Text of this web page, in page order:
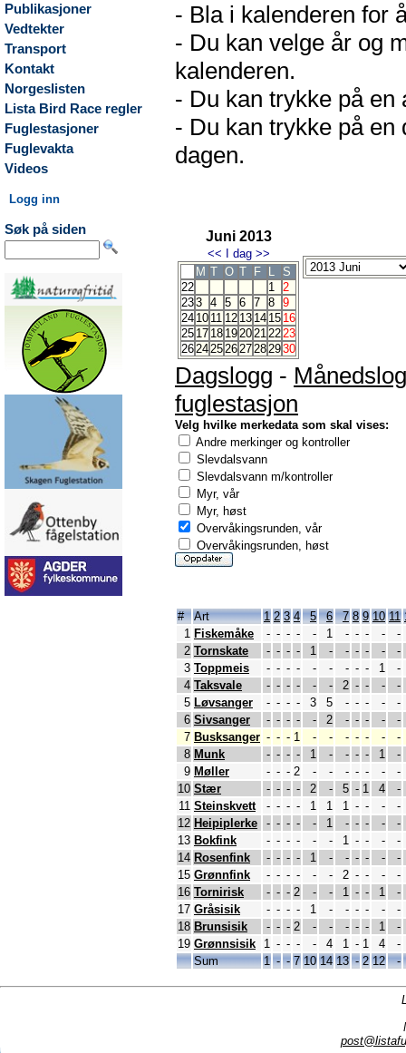
Publikasjoner
Vedtekter
Transport
Kontakt
Norgeslisten
Lista Bird Race regler
Fuglestasjoner
Fuglevakta
Videos
Logg inn
Søk på siden
- Bla i kalenderen for
- Du kan velge år og
kalenderen.
- Du kan trykke på en
- Du kan trykke på en
dagen.
Juni 2013
<< I dag >>
M T O T F L
S
22
1 2
233 4 5 6 7 8 9
24 10 11 12 13 14 15 16
25 17 18 1920212223
2624252627282930
Dagslogg -
fuglestasjon
Velg hvilke merkedata som skal vises:
Andre merkinger og kontroller
Slevdalsvann
Slevdalsvann m/kontroller
Myr, vår
Myr, høst
Overvåkingsrunden, vår
Overvåkingsrunden, høst
# Art 1 2 3 4 5 6 7 8 9 10 11
1 Fiskemåke - - - - - 1 - - - -
-
2 Tornskate - - - - 1 - - - - -
-
3 Toppmeis - - - - - - - - - 1
-
4 Taksvale - - - - - - 2 - - -
-
5 Løvsanger - - - - 3 5 - - - -
-
6 Sivsanger - - - - - 2 - - - -
-
7 Busksanger - - - 1 - - - - - -
-
8 Munk - - - - 1 - - - - 1
-
9 Møller - - - 2 - - - - - -
-
10 Stær - - - - 2 - 5 - 1 4
-
11 Steinskvett - - - - 1 1 1 - - -
-
12 Heipiplerke - - - - - 1 - - - -
-
13 Bokfink - - - - - - 1 - - -
-
14 Rosenfink - - - - 1 - - - - -
-
15 Grønnfink - - - - - - 2 - - -
-
16 Tornirisk - - - 2 - - 1 - - 1
-
17 Gråsisik - - - - 1 - - - - -
-
18 Brunsisik - - - 2 - - - - - 1
-
19 Grønnsisik 1 - - - - 4 1 - 1 4
-
Sum
1 - - 7 10 14 13 - 2 12 -